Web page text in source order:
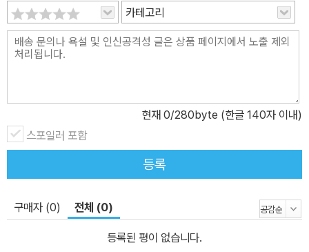
카테고리
현재 0/280byte (한글 140자 이내)
스포일러 포함
등록
구매자 (0) 전체 (0)
등록된 평이 없습니다.